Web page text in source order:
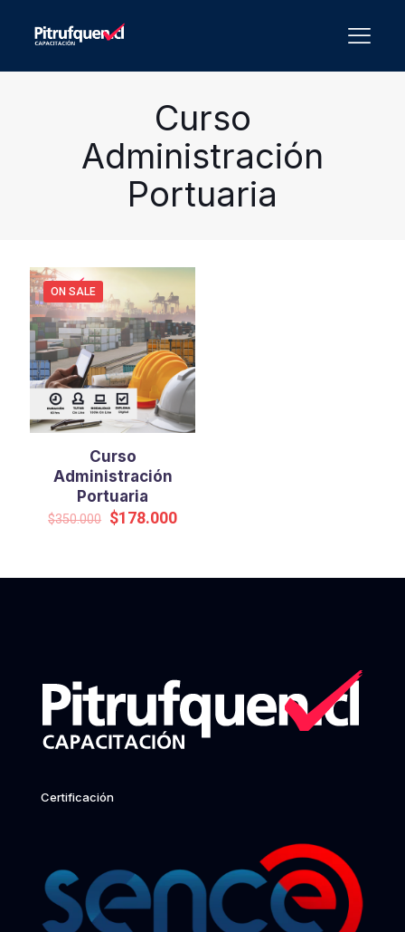
Curso
Administración
Portuaria
ON SALE
Curso
Administración
Portuaria
$350.000 Original
$178.000Current
Certificación